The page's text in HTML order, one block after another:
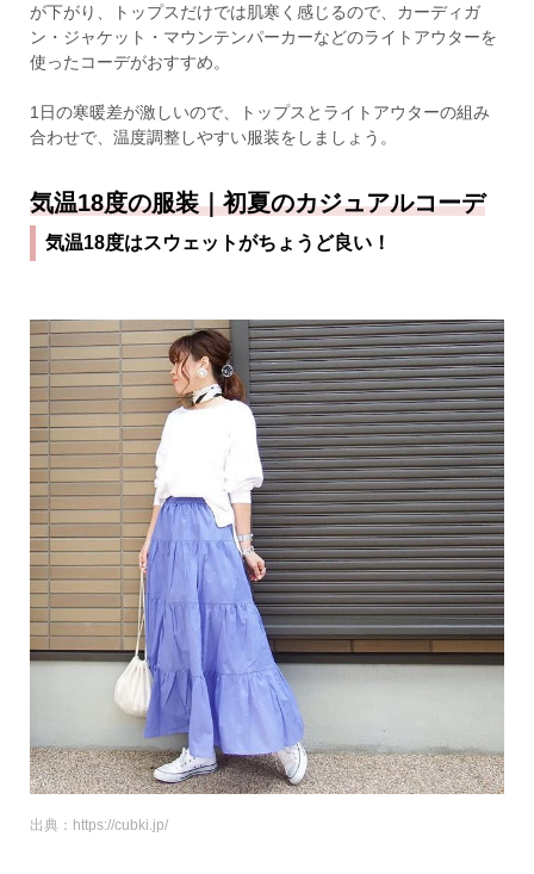
が下がり、トップスだけでは肌寒く感じるので、カーディガ
ン・ジャケット・マウンテンパーカーなどのライトアウターを
使ったコーデがおすすめ。
1日の寒暖差が激しいので、トップスとライトアウターの組み
合わせで、温度調整しやすい服装をしましょう。
気温18度の服装｜初夏のカジュアルコーデ
気温18度はスウェットがちょうど良い！
出典：https://cubki.jp/